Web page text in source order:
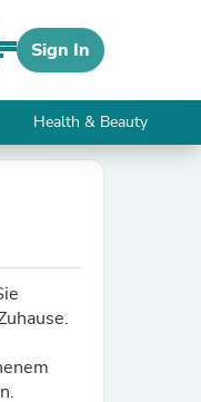
Sign In
Health & Beauty